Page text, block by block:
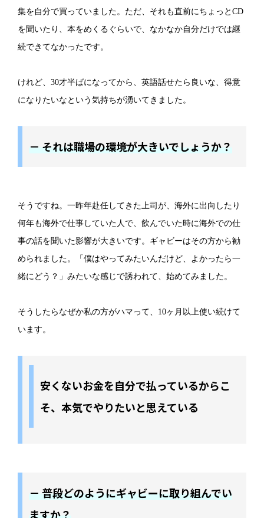
集を自分で買っていました。ただ、それも直前にちょっとCD
を聞いたり、本をめくるぐらいで、なかなか自分だけでは継
続できてなかったです。
けれど、30才半ばになってから、英語話せたら良いな、得意
になりたいなという気持ちが湧いてきました。
－ それは職場の環境が大きいでしょうか？
そうですね。一昨年赴任してきた上司が、海外に出向したり
何年も海外で仕事していた人で、飲んでいた時に海外での仕
事の話を聞いた影響が大きいです。ギャビーはその方から勧
められました。「僕はやってみたいんだけど、よかったら一
緒にどう？」みたいな感じで誘われて、始めてみました。
そうしたらなぜか私の方がハマって、10ヶ月以上使い続けて
います。
安くないお金を自分で払っているからこ
そ、本気でやりたいと思えている
－ 普段どのようにギャビーに取り組んでい
ますか？